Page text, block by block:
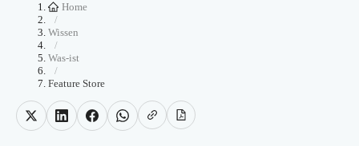
Home
/
Wissen
/
Was-ist
/
Feature Store